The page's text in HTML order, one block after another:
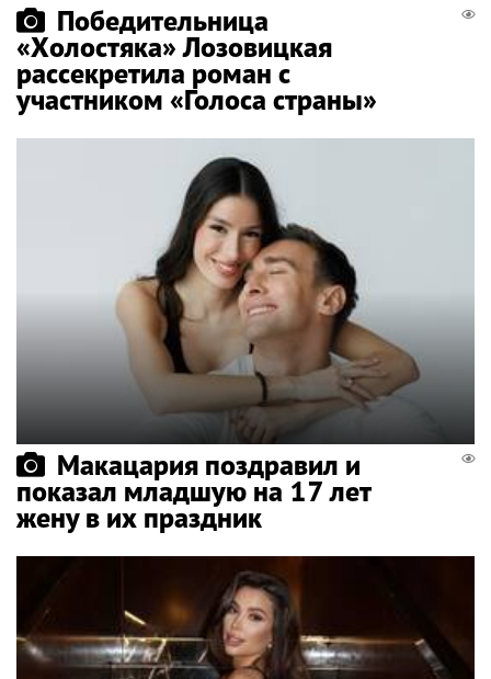
Победительница
«Холостяка» Лозовицкая
рассекретила роман с
участником «Голоса страны»
Макацария поздравил и
показал младшую на 17 лет
жену в их праздник